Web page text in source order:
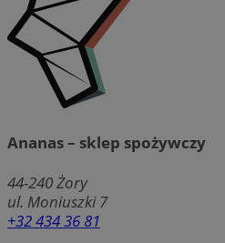
Ananas – sklep spożywczy
44-240Żory
ul. Moniuszki 7
+32 434 36 81